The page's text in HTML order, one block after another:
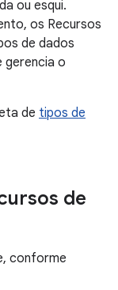
ou esqui.
os Recursos
de dados
gerencia o
de tipos de
de
conforme